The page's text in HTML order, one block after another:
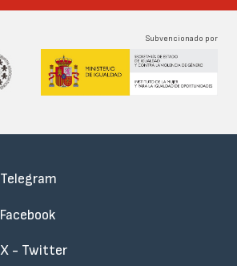
Subvencionado por
Telegram
Facebook
X - Twitter